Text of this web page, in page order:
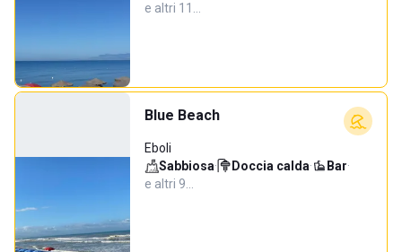
e altri 11…
Blue Beach
Eboli
Sabbiosa· Doccia calda· Bar·
e altri 9…